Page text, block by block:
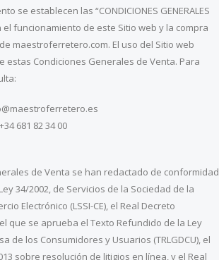
se establecen las “CONDICIONES GENERALES
el funcionamiento de este Sitio web y la compra
maestroferretero.com. El uso del Sitio web
estas Condiciones Generales de Venta. Para
681 82 34 00
de Venta se han redactado de conformidad
34/2002, de Servicios de la Sociedad de la
Electrónico (LSSI-CE), el Real Decreto
que se aprueba el Texto Refundido de la Ley
de los Consumidores y Usuarios (TRLGDCU), el
sobre resolución de litigios en línea, y el Real